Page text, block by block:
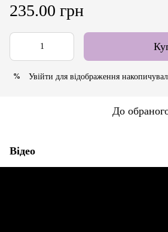
235.00 грн
% Увійти для відображення
До
Відео